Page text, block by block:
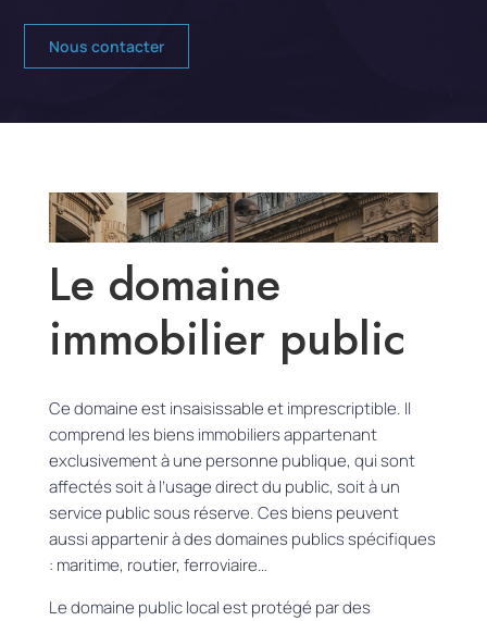
Nous contacter
Le domaine
immobilier public
Ce domaine est insaisissable et imprescriptible. Il
comprend les biens immobiliers appartenant
exclusivement à une personne publique, qui sont
affectés soit à l’usage direct du public, soit à un
service public sous réserve. Ces biens peuvent
aussi appartenir à des domaines publics spécifiques
: maritime, routier, ferroviaire…
Le domaine public local est protégé par des